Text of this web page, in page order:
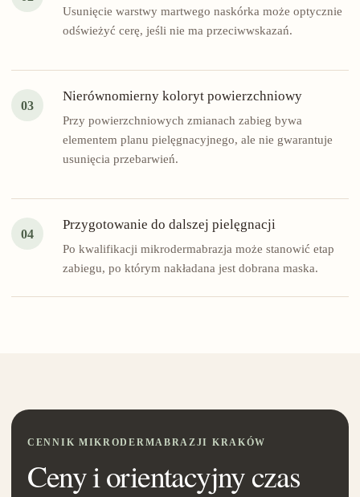
Usunięcie warstwy martwego naskórka może optycznie
odświeżyć cerę, jeśli nie ma przeciwwskazań.
03
Nierównomierny koloryt powierzchniowy
Przy powierzchniowych zmianach zabieg bywa
elementem planu pielęgnacyjnego, ale nie gwarantuje
usunięcia przebarwień.
04
Przygotowanie do dalszej pielęgnacji
Po kwalifikacji mikrodermabrazja może stanowić etap
zabiegu, po którym nakładana jest dobrana maska.
CENNIK MIKRODERMABRAZJI KRAKÓW
Ceny i orientacyjny czas